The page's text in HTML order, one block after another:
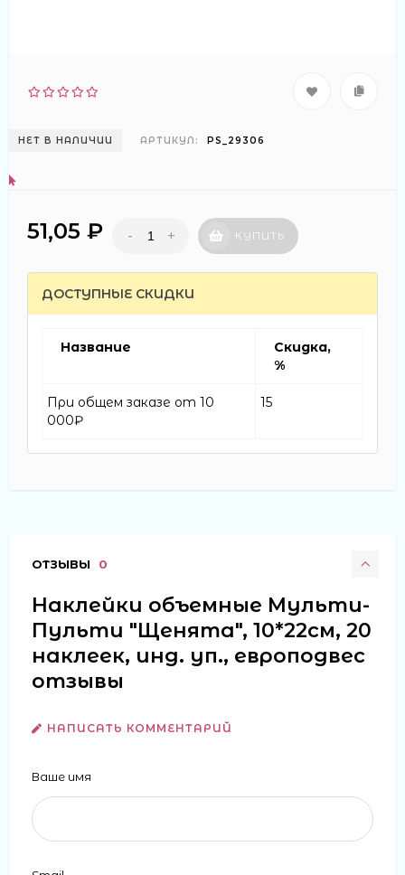
НЕТ В НАЛИЧИИ АРТИКУЛ: PS_29306
51,05 ₽ - + КУПИТЬ
ДОСТУПНЫЕ СКИДКИ
Название
Скидка,
%
При общем заказе от 10
000₽
15
ОТЗЫВЫ 0
Наклейки объемные Мульти-
Пульти "Щенята", 10*22см, 20
наклеек, инд. уп., европодвес
отзывы
НАПИСАТЬ КОММЕНТАРИЙ
Ваше имя